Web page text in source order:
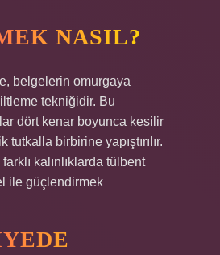
NASIL?
belgelerin omurgaya
tekniğidir. Bu
dört kenar boyunca kesilir
tutkalla birbirine yapıştırılır.
kalınlıklarda tülbent
ile güçlendirmek